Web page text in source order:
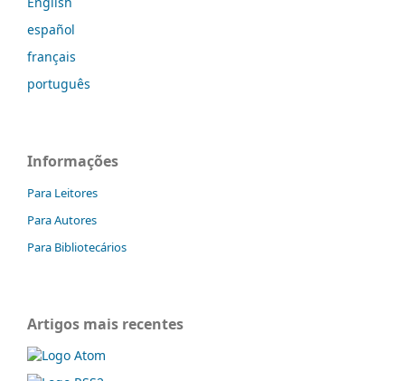
español
français
português
Informações
Para Leitores
Para Autores
Para Bibliotecários
Artigos mais recentes